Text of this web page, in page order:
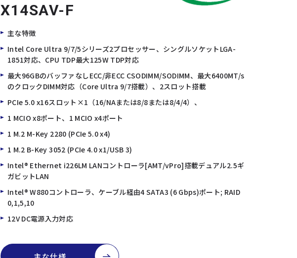
X14SAV-F
主な特徴
Intel Core Ultra 9/7/5シリーズ2プロセッサー、シングルソケットLGA-
1851対応、CPU TDP最大125W TDP対応
最大96GBのバッファなしECC/非ECC CSODIMM/SODIMM、最大6400MT/s
のクロックDIMM対応（Core Ultra 9/7搭載）、2スロット搭載
PCIe 5.0 x16スロット×1（16/NAまたは8/8または8/4/4）、
1 MCIO x8ポート、1 MCIO x4ポート
1 M.2 M-Key 2280 (PCIe 5.0 x4)
1 M.2 B-Key 3052 (PCIe 4.0 x1/USB 3)
Intel® Ethernet i226LM LANコントローラ[AMT/vPro]搭載デュアル2.5ギ
ガビットLAN
Intel® W880コントローラ、ケーブル経由4 SATA3 (6 Gbps)ポート; RAID
0,1,5,10
12V DC電源入力対応